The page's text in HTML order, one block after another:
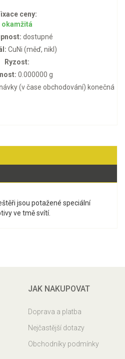
ceny:
okamžitá
dostupné
CuNi (měď, nikl)
Ryzost:
0.000000 g
(v čase obchodování) konečná
jsou potažené speciální
ve tmě svítí.
JAK NAKUPOVAT
Doprava a platba
Nejčastější dotazy
Obchodníky podmínky